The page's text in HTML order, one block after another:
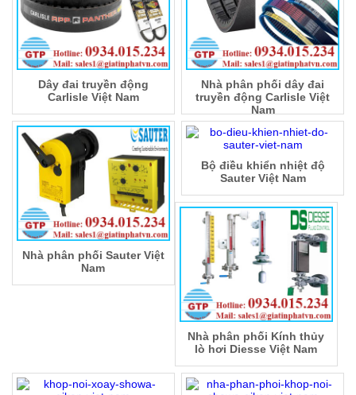
Dây đai truyền động
Carlisle Việt Nam
Nhà phân phối dây đai
truyền động Carlisle Việt
Nam
Nhà phân phối Sauter Việt
Nam
Bộ điều khiển nhiệt độ
Sauter Việt Nam
Nhà phân phối Kính thủy
lò hơi Diesse Việt Nam